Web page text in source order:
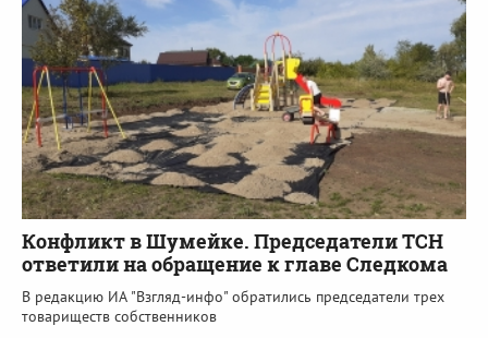
Конфликт в Шумейке. Председатели ТСН
ответили на обращение к главе Следкома
В редакцию ИА "Взгляд-инфо" обратились председатели трех
товариществ собственников